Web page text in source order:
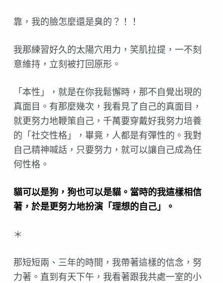
靠，我的臉怎麼還是臭的？！！
我那練習好久的太陽穴用力，笑肌拉提，一不刻
意維持，立刻被打回原形。
「本性」，就是在你我鬆懈時，那不自覺出現的
真面目。有那麼幾次，我看見了自己的真面目，
就更努力地鞭策自己，千萬要穿戴好我努力培養
的「社交性格」，畢竟，人都是有彈性的。我對
自己精神喊話，只要努力，就可以讓自己成為任
何性格。
貓可以是狗，狗也可以是貓。當時的我這樣相信
著，於是更努力地扮演「理想的自己」。
＊
那短短兩、三年的時間，我帶著這樣的信念，努
力著。直到有天下午，我看著跟我共處一室的小